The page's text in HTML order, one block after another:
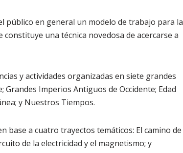
público en general un modelo de trabajo para la
una técnica novedosa de acercarse a
y actividades organizadas en siete grandes
Imperios Antiguos de Occidente; Edad
y Nuestros Tiempos.
base a cuatro trayectos temáticos: El camino de
de la electricidad y el magnetismo; y